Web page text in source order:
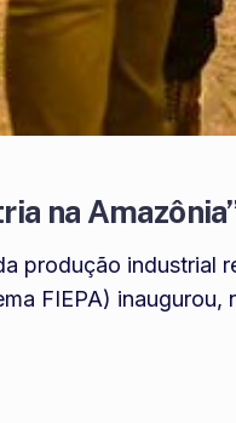
na
produção industrial
FIEPA)